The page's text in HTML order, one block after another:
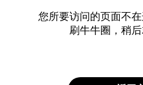
您所要访问的页面不
刷牛牛圈，稍